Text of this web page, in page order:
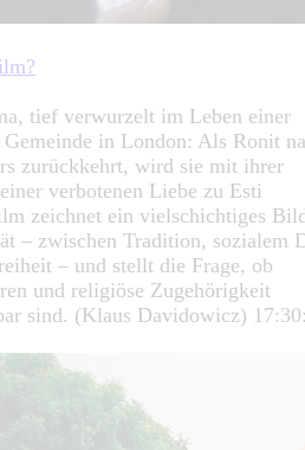
tief verwurzelt im Leben einer
in London: Als Ronit
zurückkehrt, wird sie mit ihrer
verbotenen Liebe zu Esti
zeichnet ein vielschichtiges
– zwischen Tradition, sozialem
– und stellt die Frage, ob
und religiöse Zugehörigkeit
sind. (Klaus Davidowicz)